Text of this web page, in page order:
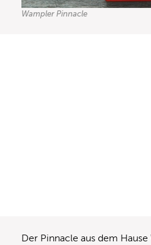
Wampler Pinnacle
Der Pinnacle aus dem